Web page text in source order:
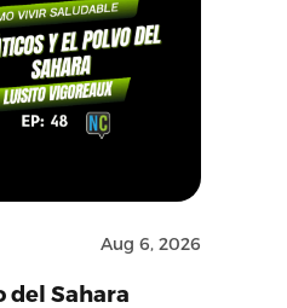
Aug 6, 2026
del Sahara